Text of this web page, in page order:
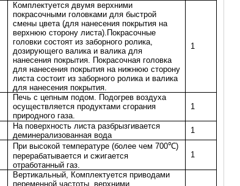
Комплектуется двумя верхними
покрасочными головками для быстрой
смены цвета (для нанесения покрытия на
верхнюю сторону листа).Покрасочные
головки состоят из заборного ролика,
дозирующего валика и валика для
нанесения покрытия. Покрасочная головка
для нанесения покрытия на нижнюю сторону
листа состоит из заборного ролика и валика
для нанесения покрытия.
1
Печь с цепным подом. Подогрев воздуха
осуществляется продуктами сгорания
природного газа.
1
На поверхность листа разбрызгивается
деминерализованная вода
1
При высокой температуре (более чем 700℃)
перерабатывается и сжигается
отработанный газ.
1
Вертикальный, Комплектуется приводами
переменной частоты, верхними